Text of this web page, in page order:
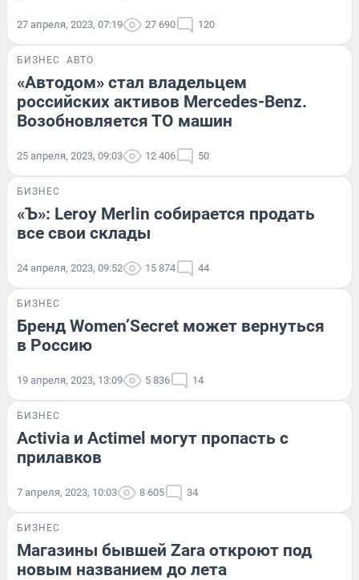
27 апреля, 2023, 07:19 27 690 120
БИЗНЕС АВТО
«Автодом» стал владельцем
российских активов Mercedes-Benz.
Возобновляется ТО машин
25 апреля, 2023, 09:03 12 406 50
БИЗНЕС
«Ъ»: Leroy Merlin собирается продать
все свои склады
24 апреля, 2023, 09:52 15 874 44
БИЗНЕС
Бренд Women’Secret может вернуться
в Россию
19 апреля, 2023, 13:09 5 836 14
БИЗНЕС
Activia и Actimel могут пропасть с
прилавков
7 апреля, 2023, 10:03 8 605 34
БИЗНЕС
Магазины бывшей Zara откроют под
новым названием до лета